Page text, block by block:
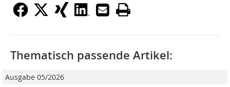
Thematisch passende Artikel:
Ausgabe 05/2026